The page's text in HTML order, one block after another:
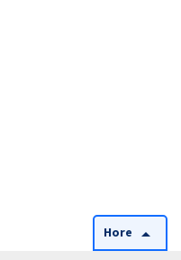
Hore arrow_drop_up